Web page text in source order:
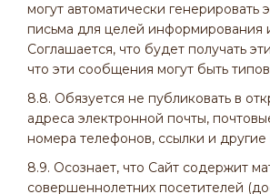
могут автоматически генерировать
письма для целей информирования
Соглашается, что будет получать
что эти сообщения могут быть
8.8. Обязуется не публиковать в
адреса электронной почты,
номера телефонов, ссылки и другие
8.9. Осознает, что Сайт содержит
совершеннолетних посетителей